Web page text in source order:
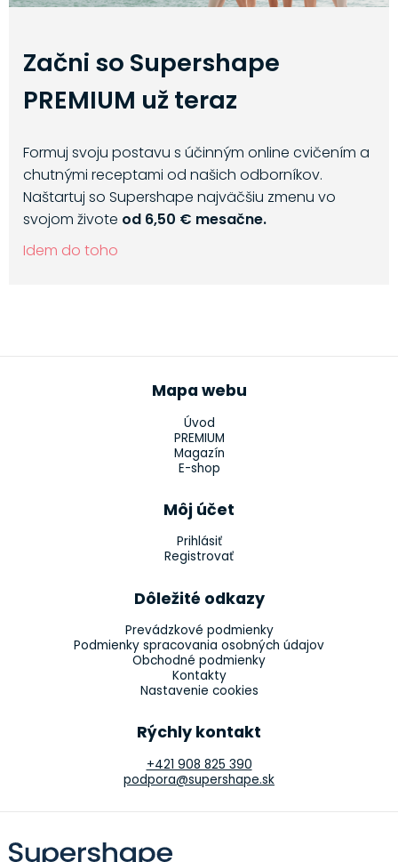
Začni so Supershape
PREMIUM už teraz
Formuj svoju postavu s účinným online cvičením a
chutnými receptami od našich odborníkov.
Naštartuj so Supershape najväčšiu zmenu vo
svojom živote od 6,50 € mesačne.
Idem do toho
Mapa webu
Úvod
PREMIUM
Magazín
E-shop
Môj účet
Prihlásiť
Registrovať
Dôležité odkazy
Prevádzkové podmienky
Podmienky spracovania osobných údajov
Obchodné podmienky
Kontakty
Nastavenie cookies
Rýchly kontakt
+421 908 825 390
podpora@supershape.sk